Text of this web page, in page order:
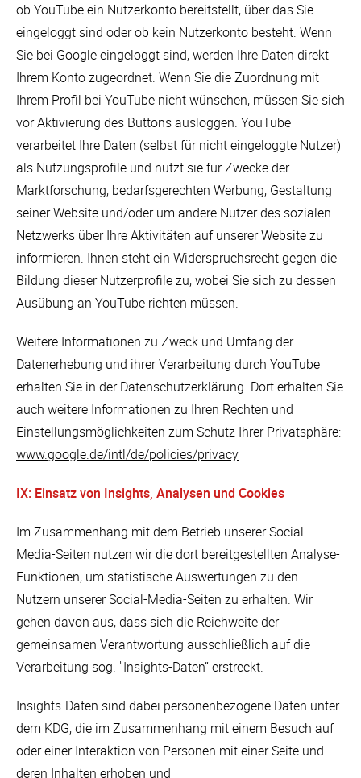
ob YouTube ein Nutzerkonto bereitstellt, über das Sie
eingeloggt sind oder ob kein Nutzerkonto besteht. Wenn
Sie bei Google eingeloggt sind, werden Ihre Daten direkt
Ihrem Konto zugeordnet. Wenn Sie die Zuordnung mit
Ihrem Profil bei YouTube nicht wünschen, müssen Sie sich
vor Aktivierung des Buttons ausloggen. YouTube
verarbeitet Ihre Daten (selbst für nicht eingeloggte Nutzer)
als Nutzungsprofile und nutzt sie für Zwecke der
Marktforschung, bedarfsgerechten Werbung, Gestaltung
seiner Website und/oder um andere Nutzer des sozialen
Netzwerks über Ihre Aktivitäten auf unserer Website zu
informieren. Ihnen steht ein Widerspruchsrecht gegen die
Bildung dieser Nutzerprofile zu, wobei Sie sich zu dessen
Ausübung an YouTube richten müssen.
Weitere Informationen zu Zweck und Umfang der
Datenerhebung und ihrer Verarbeitung durch YouTube
erhalten Sie in der Datenschutzerklärung. Dort erhalten Sie
auch weitere Informationen zu Ihren Rechten und
Einstellungsmöglichkeiten zum Schutz Ihrer Privatsphäre:
www.google.de/intl/de/policies/privacy
IX: Einsatz von Insights, Analysen und Cookies
Im Zusammenhang mit dem Betrieb unserer Social-
Media-Seiten nutzen wir die dort bereitgestellten Analyse-
Funktionen, um statistische Auswertungen zu den
Nutzern unserer Social-Media-Seiten zu erhalten. Wir
gehen davon aus, dass sich die Reichweite der
gemeinsamen Verantwortung ausschließlich auf die
Verarbeitung sog. "Insights-Daten” erstreckt.
Insights-Daten sind dabei personenbezogene Daten unter
dem KDG, die im Zusammenhang mit einem Besuch auf
oder einer Interaktion von Personen mit einer Seite und
deren Inhalten erhoben und